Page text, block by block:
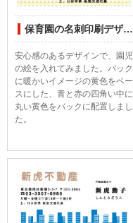
保育園の名刺印刷デザイン
安心感のあるデザインで、園児
の絵を入れてみました。バック
に暖かいイメージの黄色をベー
スにした、青と赤の四角い中に
丸い黄色をバックに配置しまし
た。